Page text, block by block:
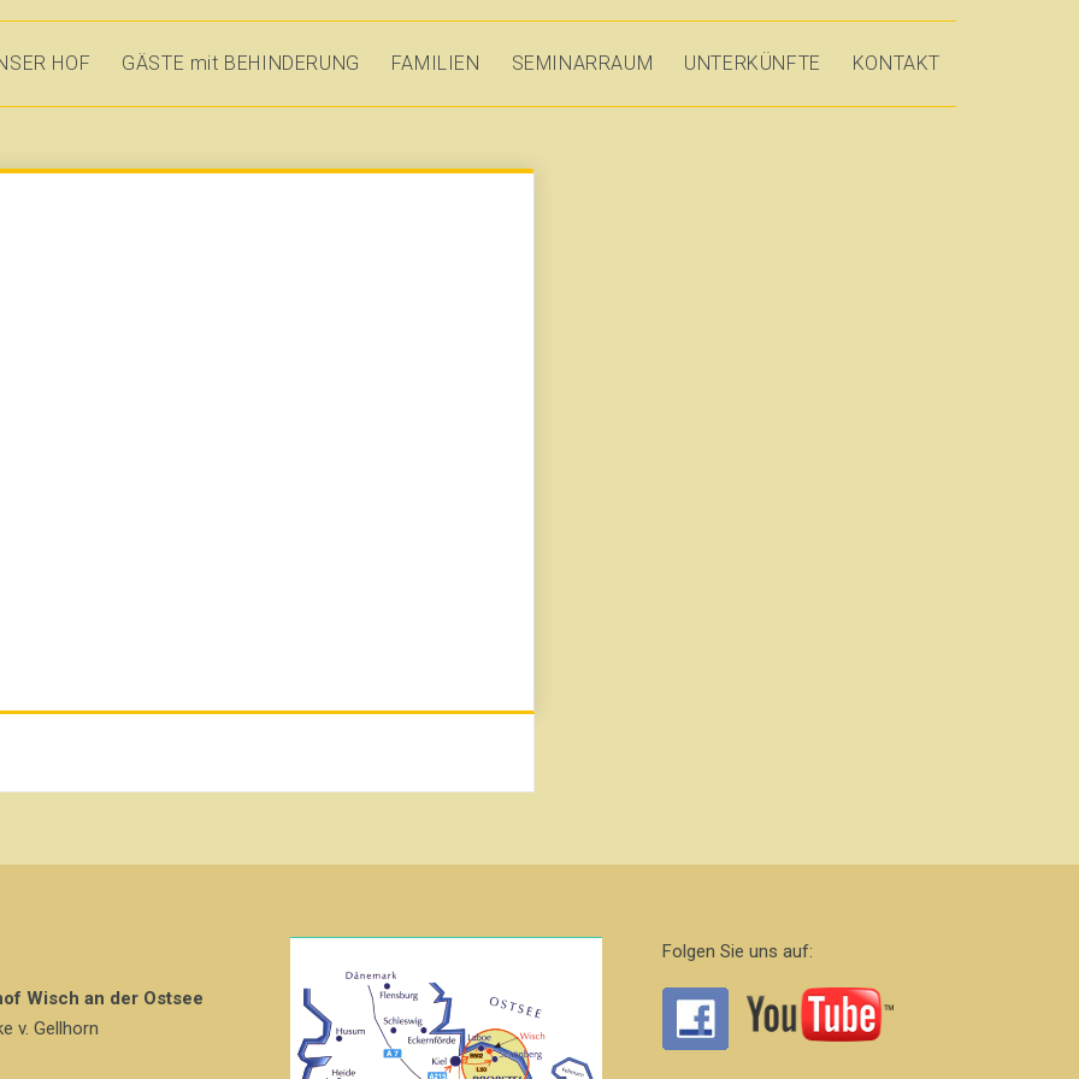
HOF GÄSTE mit BEHINDERUNG FAMILIEN SEMINARRAUM UNTERKÜNFTE KONTAKT
Wisch an der Ostsee
v. Gellhorn
Folgen Sie uns auf: